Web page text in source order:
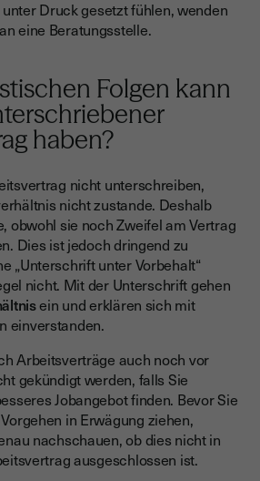
Druck gesetzt fühlen, wenden
eine Beratungsstelle.
Folgen kann
haben?
nicht unterschreiben,
nicht zustande. Deshalb
obwohl sie noch Zweifel am Vertrag
Dies ist jedoch dringend zu
„Unterschrift unter Vorbehalt“
nicht. Mit der Unterschrift gehen
ein und erklären sich mit
einverstanden.
Arbeitsverträge auch noch vor
gekündigt werden, falls Sie
Jobangebot finden. Bevor Sie
in Erwägung ziehen,
nachschauen, ob dies nicht in
ausgeschlossen ist.